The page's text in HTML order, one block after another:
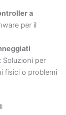
a
per il
Soluzioni per
fisici o problemi